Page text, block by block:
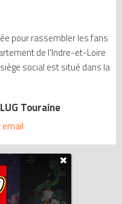
pour rassembler les fans
de l'Indre-et-Loire
social est situé dans la
Touraine